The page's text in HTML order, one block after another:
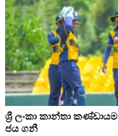
ශ්‍රී ලංකා කාන්තා
ජය ගනී